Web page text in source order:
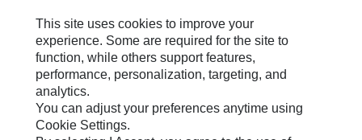
Mes Préférences Marketing
Plan Du Site
Cookie Settings
Légales
Confidentialité
This site uses cookies to improve your
experience. Some are required for the site to
function, while others support features,
performance, personalization, targeting, and
analytics.
You can adjust your preferences anytime using
Cookie Settings.